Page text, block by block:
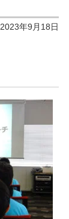
2023年9月18日